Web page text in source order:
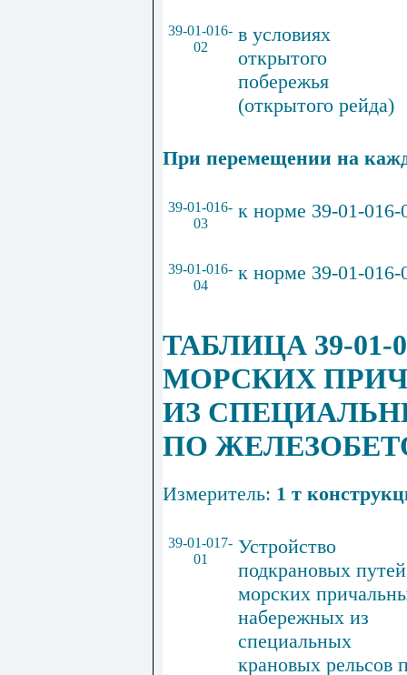
39-01-016-
02
в условиях
открытого
побережья
(открытого рейда)
При перемещении на
39-01-016-
03
к норме 39-01-016-
39-01-016-
04
к норме 39-01-016-
ТАБЛИЦА 39-
МОРСКИХ
ИЗ
ПО
Измеритель: 1 т
39-01-017-
01
Устройство
подкрановых путей
морских
набережных из
специальных
крановых рельсов